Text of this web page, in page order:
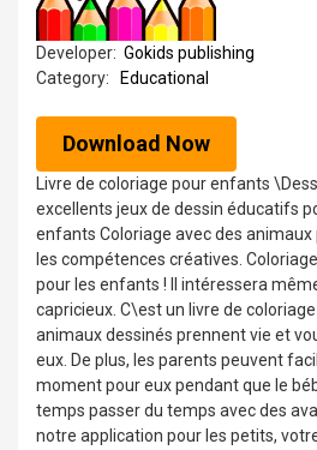
Developer: Gokids publishing
Category:
Educational
Download Now
Livre de coloriage pour enfants
excellents jeux de dessin éducatifs
enfants Coloriage avec des
les compétences créatives.
pour les enfants ! Il intéressera
capricieux. C\est un livre de
animaux dessinés prennent vie et
eux. De plus, les parents peuvent
moment pour eux pendant que le
temps passer du temps avec des
notre application pour les petits,